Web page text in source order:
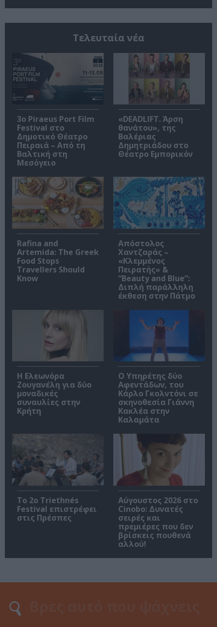
Τελευταία νέα
3o Piraeus Port Film
Festival στο
Δημοτικό Θέατρο
Πειραιά – Από τη
Βαλτική στη
Μεσόγειο
«DEADLIFT. Άρση
θανάτου», της
Βαλέριας
Δημητριάδου στο
Θέατρο Εμπορικόν
Rafina and
Artemida: The Greek
Food Stops
Travellers Should
Know
Απόστολος
Χαντζαράς –
«Κλεμμένος
Πειρατής» &
“Beauty and Blue”:
Διπλή παράλληλη
έκθεση στην Πάτμο
Η Ελεωνόρα
Ζουγανέλη για δύο
μοναδικές
συναυλίες στην
Κρήτη
Ο Υπηρέτης δύο
Αφεντάδων, του
Κάρλο Γκολντόνι σε
σκηνοθεσία Γιάννη
Κακλέα στην
Καλαμάτα
Το 2ο Triethnés
Festival επιστρέφει
στις Πρέσπες
Αύγουστος 2026 στο
Cinobo: Δυνατές
σειρές και
πρεμιέρες που δεν
βρίσκεις πουθενά
αλλού!